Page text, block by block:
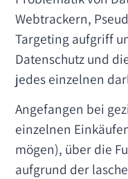
Webtrackern,
Targeting aufgriff
Datenschutz und
jedes einzelnen
Angefangen bei
einzelnen
mögen), über die
aufgrund der